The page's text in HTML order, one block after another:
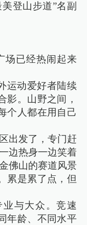
登山步道”名副
场已经热闹起来
运动爱好者陆续
影。山野之间，
个人都在用自己
出发了，专门赶
边热身一边笑着
佛山的赛道风景
累是累了点，但
与大众。竞速
年龄、不同水平